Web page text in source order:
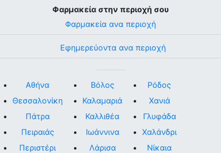
Φαρμακεία στην περιοχή σου
Φαρμακεία ανα περιοχή
Εφημερεύοντα ανα περιοχή
Αθήνα
Θεσσαλονίκη
Πάτρα
Πειραιάς
Περιστέρι
Βόλος
Καλαμαριά
Καλλιθέα
Ιωάννινα
Λάρισα
Ρόδος
Χανιά
Γλυφάδα
Χαλάνδρι
Νίκαια